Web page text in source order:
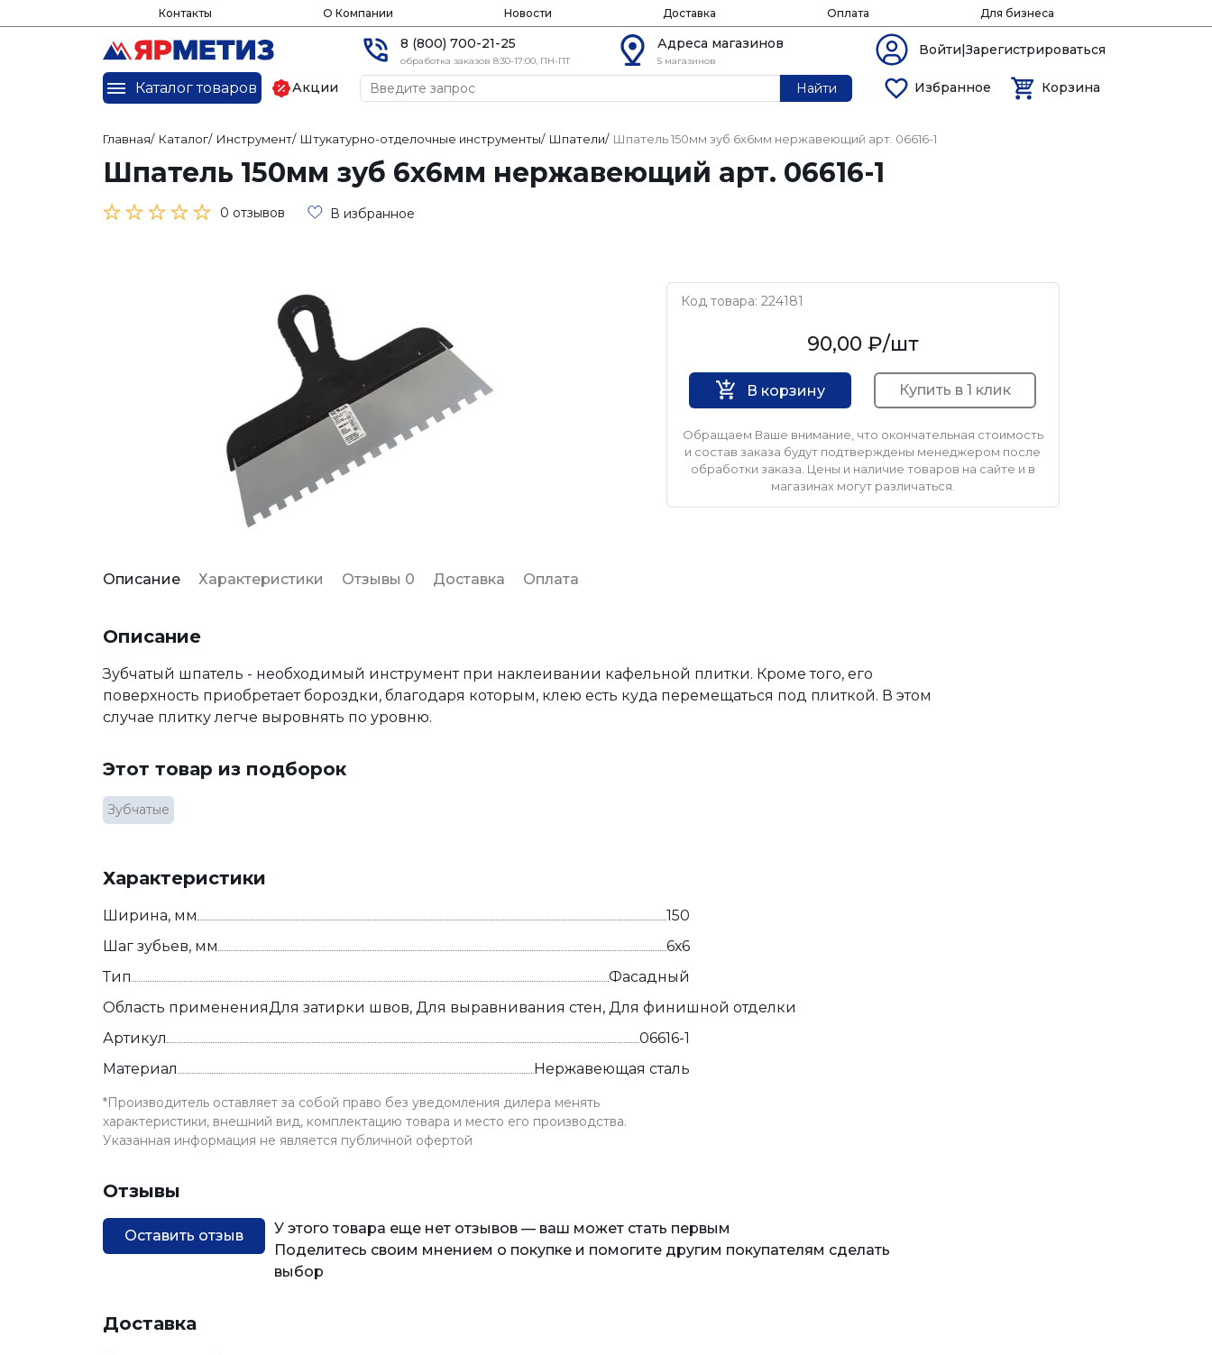
Контакты О Компании Новости Доставка Оплата Для бизнеса
8 (800) 700-21-25
обработка заказов 8:30-17:00, ПН-ПТ
Адреса магазинов
5 магазинов
Войти|Зарегистрироваться
Каталог товаров Акции Найти Избранное Корзина
Главная/ Каталог/ Инструмент/ Штукатурно-отделочные инструменты/ Шпатели/ Шпатель 150мм зуб 6х6мм нержавеющий арт. 06616-1
Шпатель 150мм зуб 6х6мм нержавеющий арт. 06616-1
0 отзывов В избранное
Код товара: 224181
90,00 ₽/шт
В корзину Купить в 1 клик
Обращаем Ваше внимание, что окончательная стоимость
и состав заказа будут подтверждены менеджером после
обработки заказа. Цены и наличие товаров на сайте и в
магазинах могут различаться.
Описание Характеристики Отзывы 0 Доставка Оплата
Описание
Зубчатый шпатель - необходимый инструмент при наклеивании кафельной плитки. Кроме того, его
поверхность приобретает бороздки, благодаря которым, клею есть куда перемещаться под плиткой. В этом
случае плитку легче выровнять по уровню.
Этот товар из подборок
Зубчатые
Характеристики
Ширина, мм
150
Шаг зубьев, мм
6х6
Тип
Фасадный
Область примененияДля затирки швов, Для выравнивания стен, Для финишной отделки
Артикул
06616-1
Материал
Нержавеющая сталь
*Производитель оставляет за собой право без уведомления дилера менять
характеристики, внешний вид, комплектацию товара и место его производства.
Указанная информация не является публичной офертой
Отзывы
Оставить отзыв
У этого товара еще нет отзывов — ваш может стать первым
Поделитесь своим мнением о покупке и помогите другим покупателям сделать
выбор
Доставка